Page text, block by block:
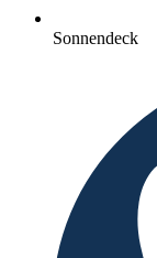
Sonnendeck